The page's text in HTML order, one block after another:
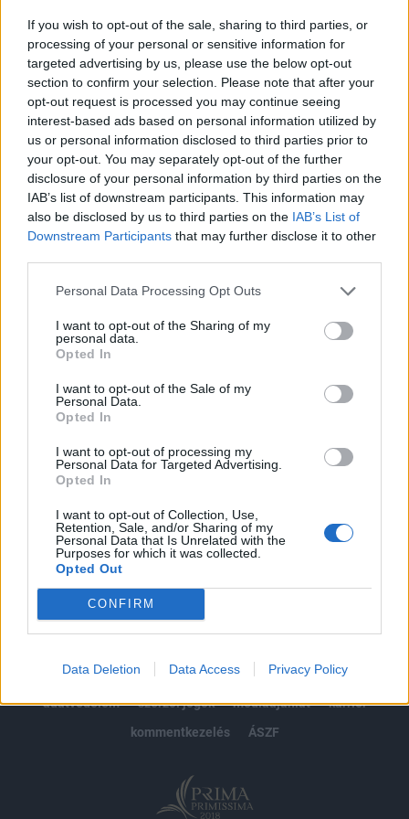
If you wish to opt-out of the sale, sharing to third parties, or
processing of your personal or sensitive information for
targeted advertising by us, please use the below opt-out
section to confirm your selection. Please note that after your
opt-out request is processed you may continue seeing
interest-based ads based on personal information utilized by
us or personal information disclosed to third parties prior to
your opt-out. You may separately opt-out of the further
disclosure of your personal information by third parties on the
IAB’s list of downstream participants. This information may
also be disclosed by us to third parties on the IAB’s List of
Downstream Participants that may further disclose it to other
Personal Data Processing Opt Outs
I want to opt-out of the Sharing of my
personal data.
Opted In
I want to opt-out of the Sale of my
Personal Data.
Opted In
I want to opt-out of processing my
Personal Data for Targeted Advertising.
Opted In
I want to opt-out of Collection, Use,
Retention, Sale, and/or Sharing of my
Personal Data that Is Unrelated with the
Purposes for which it was collected.
Opted Out
CONFIRM
Data Deletion Data Access Privacy Policy
A korábbi lakástakarékpénztári-lakásfinanszírozói
szerepkörét bővítve, új piacok felé nyit a Fundamenta. A
tervezett újítások egyike a cégcsoporton belüli
"ökoszisztéma-rendszer" beindítása. Ennek első lépése a
Fundamenta Solar, azaz a napelem rendszerek közvetítése.
A napelem rendszerek finanszírozásának és
értékesítésének megkezdése az öngondoskodás...
KEDVES OLVASÓNK!
A keresett cikk a portfolio.hu hírarchívumához
tartozik, melynek olvasása előfizetéses
regisztrációhoz kötött.
Az előfizetés a következőket tartalmazza:
Portfolio.hu teljes cikkarchívum
Kötéslisták: BÉT elmúlt 2 év napon belüli
kötéslistái
impresszum
jogi nyilatkozat
süti beállítások
adatvédelem
szerzői jogok médiaajánlat
karrier
kommentkezelés
ÁSZF